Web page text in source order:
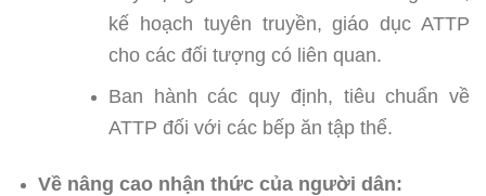
kế hoạch tuyên truyền, giáo dục ATTP
cho các đối tượng có liên quan.
Ban hành các quy định, tiêu chuẩn về
ATTP đối với các bếp ăn tập thể.
Về nâng cao nhận thức của người dân: